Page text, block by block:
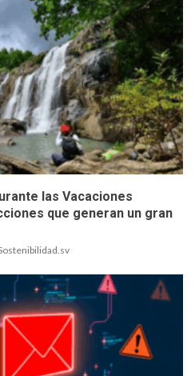
las Vacaciones
que generan un gran